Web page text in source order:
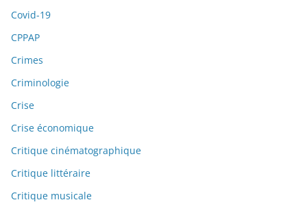
Covid-19
CPPAP
Crimes
Criminologie
Crise
Crise économique
Critique cinématographique
Critique littéraire
Critique musicale